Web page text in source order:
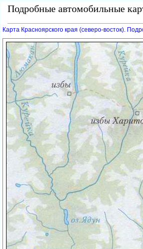
Подробные автомобильные
Карта Красноярского края (северо-восток).